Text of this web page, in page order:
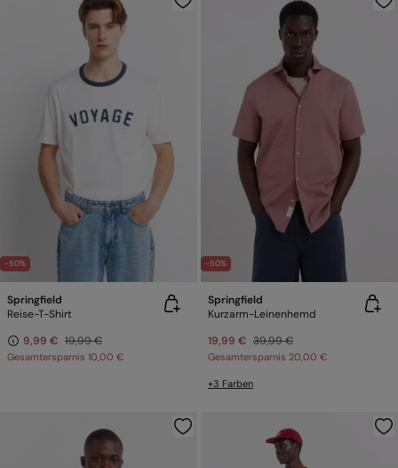
-50%
Springfield
Reise-T-Shirt
9,99 € 19,99 €
Gesamtersparnis 10,00 €
-50%
Springfield
Kurzarm-Leinenhemd
19,99 € 39,99 €
Gesamtersparnis 20,00 €
+3 Farben